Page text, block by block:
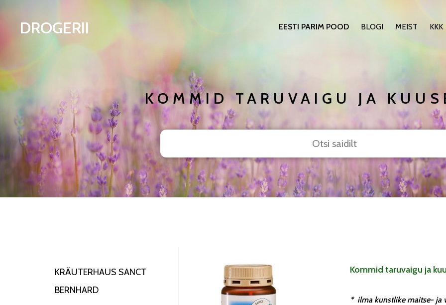
DROGERII EESTI PARIM POOD BLOGI MEIST KKK
KOMMID TARUVAIGU JA
KRÄUTERHAUS SANCT
BERNHARD
Kommid taruvaigu ja
* ilma kunstlike maitse- ja